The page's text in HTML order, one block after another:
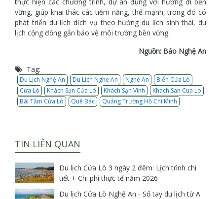
vững, giúp khai thác các tiềm năng, thế mạnh, trong đó có
phát triển du lịch dịch vụ theo hướng du lịch sinh thái, du
lịch cộng đồng gắn bảo vệ môi trường bền vững.
Nguồn: Báo Nghệ An
Tag:
Du Lịch Nghệ An Du Lich Nghe An Nghe An
Biển Cửa Lò
Cửa Lò
Khách Sạn Cửa Lò Khách Sạn Vinh
Khach San Cua Lo
Bãi Tắm Cửa Lò
Quê Bác Quảng Trường Hồ Chí Minh
TIN LIÊN QUAN
Du lịch Cửa Lò 3 ngày 2 đêm: Lịch trình chi
tiết + Chi phí thực tế năm 2026
Du lịch Cửa Lò Nghệ An - Sổ tay du lịch từ A